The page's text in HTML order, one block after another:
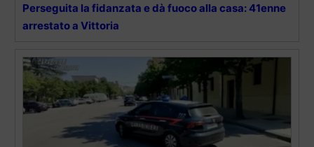
Perseguita la fidanzata e dà fuoco alla casa: 41enne
arrestato a Vittoria